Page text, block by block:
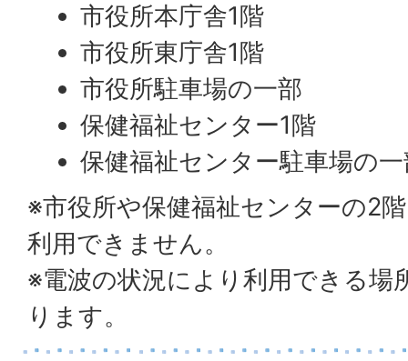
市役所本庁舎1階
市役所東庁舎1階
市役所駐車場の一部
保健福祉センター1階
保健福祉センター駐車場の
※市役所や保健福祉センターの2
利用できません。
※電波の状況により利用できる場
ります。